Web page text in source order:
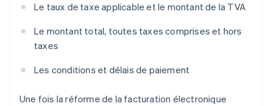
Le taux de taxe applicable et le montant de la TVA
Le montant total, toutes taxes comprises et hors
taxes
Les conditions et délais de paiement
Une fois la réforme de la facturation électronique